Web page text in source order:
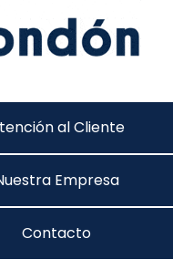
al Cliente
Empresa
Contacto